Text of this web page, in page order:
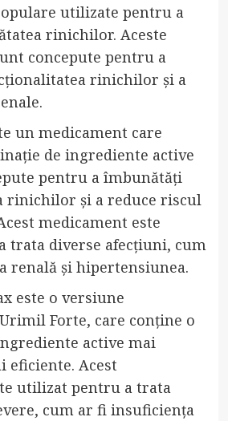
utilizate pentru a
rinichilor. Aceste
concepute pentru a
rinichilor și a
un medicament care
de ingrediente active
pentru a îmbunătăți
rinichilor și a reduce riscul
medicament este
trata diverse afecțiuni, cum
renală și hipertensiunea.
este o versiune
Forte, care conține o
active mai
eficiente. Acest
utilizat pentru a trata
cum ar fi insuficiența